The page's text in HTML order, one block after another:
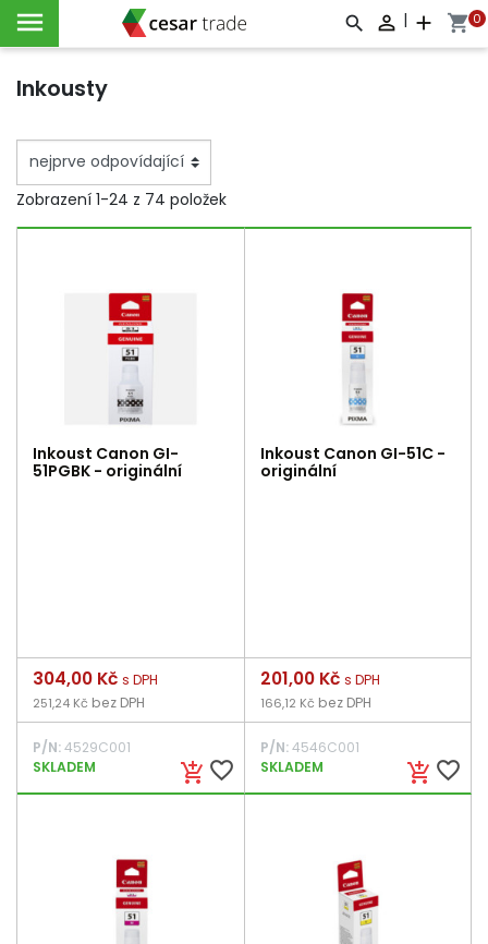
   | add shopping_cart0
Inkousty
Zobrazení 1-24 z 74 položek
Inkoust Canon GI-
51PGBK - originální
add_shopping_cart favorite_border
Cena
304,00 Kč s DPH
251,24 Kč bez DPH
P/N:4529C001
SKLADEM
Inkoust Canon GI-51C -
originální
add_shopping_cart favorite_border
Cena
201,00 Kč s DPH
166,12 Kč bez DPH
P/N:4546C001
SKLADEM